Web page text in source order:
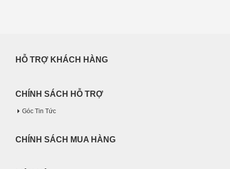
HỖ TRỢ KHÁCH HÀNG
CHÍNH SÁCH HỖ TRỢ
Góc Tin Tức
CHÍNH SÁCH MUA HÀNG